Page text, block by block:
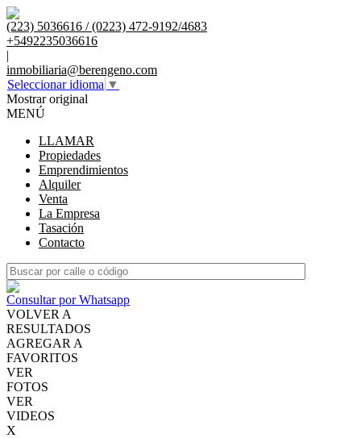
(223) 5036616 / (0223) 472-9192/4683
+5492235036616
|
inmobiliaria@berengeno.com
Seleccionar idioma ▼
Mostrar original
MENÚ
LLAMAR
Propiedades
Emprendimientos
Alquiler
Venta
La Empresa
Tasación
Contacto
Consultar por Whatsapp
VOLVER A
RESULTADOS
AGREGAR A
FAVORITOS
VER
FOTOS
VER
VIDEOS
X